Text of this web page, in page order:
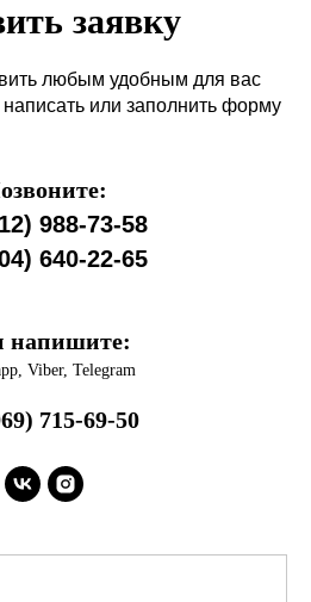
заявку
любым удобным для вас
или заполнить форму
988-73-58
640-22-65
напишите:
Viber, Telegram
715-69-50